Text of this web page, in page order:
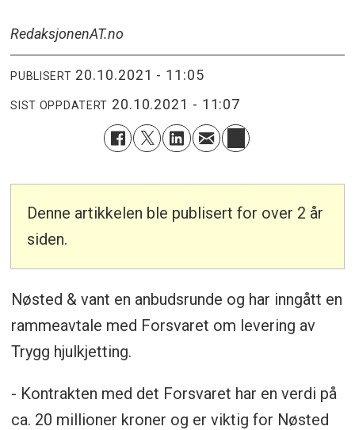
RedaksjonenAT.no
PUBLISERT 20.10.2021 - 11:05
SIST OPPDATERT 20.10.2021 - 11:07
Denne artikkelen ble publisert for over 2 år
siden.
Nøsted & vant en anbudsrunde og har inngått en
rammeavtale med Forsvaret om levering av
Trygg hjulkjetting.
- Kontrakten med det Forsvaret har en verdi på
ca. 20 millioner kroner og er viktig for Nøsted